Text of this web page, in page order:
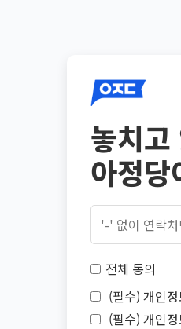
놓치고
아정
전체 동의
(필수) 개인
(필수) 개인